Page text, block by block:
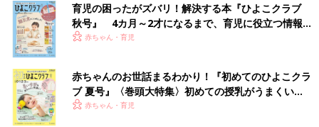
育児の困ったがズバリ！解決する本『ひよこクラブ
秋号』 4カ月～2才になるまで、育児に役立つ情報が
いっぱい！
赤ちゃん・育児
赤ちゃんのお世話まるわかり！『初めてのひよこクラ
ブ 夏号』〈巻頭大特集〉初めての授乳がうまくい
く！ おっぱい・ミルクの基本と夏のトラブル 解決テ
赤ちゃん・育児